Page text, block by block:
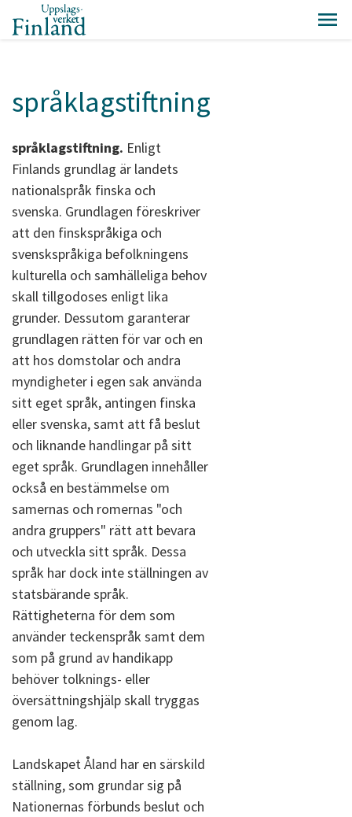
språklagstiftning
språklagstiftning. Enligt
Finlands grundlag är landets
nationalspråk finska och
svenska. Grundlagen föreskriver
att den finskspråkiga och
svenskspråkiga befolkningens
kulturella och samhälleliga behov
skall tillgodoses enligt lika
grunder. Dessutom garanterar
grundlagen rätten för var och en
att hos domstolar och andra
myndigheter i egen sak använda
sitt eget språk, antingen finska
eller svenska, samt att få beslut
och liknande handlingar på sitt
eget språk. Grundlagen innehåller
också en bestämmelse om
samernas och romernas "och
andra gruppers" rätt att bevara
och utveckla sitt språk. Dessa
språk har dock inte ställningen av
statsbärande språk.
Rättigheterna för dem som
använder teckenspråk samt dem
som på grund av handikapp
behöver tolknings- eller
översättningshjälp skall tryggas
genom lag.
Landskapet Åland har en särskild
ställning, som grundar sig på
Nationernas förbunds beslut och